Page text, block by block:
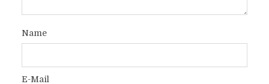
Name
E-Mail